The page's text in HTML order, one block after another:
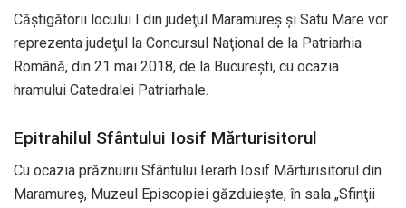
Căştigătorii locului I din judeţul Maramureş şi Satu Mare vor
reprezenta judeţul la Concursul Naţional de la Patriarhia
Română, din 21 mai 2018, de la Bucureşti, cu ocazia
hramului Catedralei Patriarhale.
Epitrahilul Sfântului Iosif Mărturisitorul
Cu ocazia prăznuirii Sfântului Ierarh Iosif Mărturisitorul din
Maramureş, Muzeul Episcopiei găzduieşte, în sala „Sfinţii